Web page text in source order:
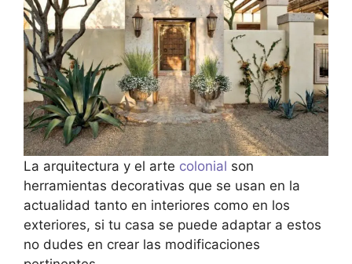
La arquitectura y el arte colonial son
herramientas decorativas que se usan en la
actualidad tanto en interiores como en los
exteriores, si tu casa se puede adaptar a estos
no dudes en crear las modificaciones